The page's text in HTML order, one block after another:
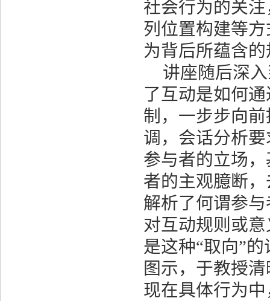
社会行为的关
列位置构建等
为背后所蕴含
讲座随后深
了互动是如何
制，一步步向
调，会话分析
参与者的立场
者的主观臆断
解析了何谓参
对互动规则或
是这种“取向”
图示，于教授
现在具体行为